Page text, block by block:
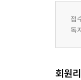
접
독
회원